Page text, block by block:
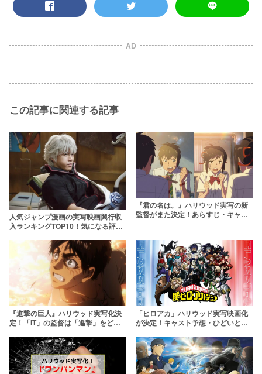
AD
この記事に関連する記事
人気ジャンプ漫画の実写映画興行収
入ランキングTOP10！気になる評価
『君の名は。』ハリウッド実写の新
監督がまた決定！あらすじ・キャス
『進撃の巨人』ハリウッド実写化決
定！「IT」の監督は「進撃」をどう
「ヒロアカ」ハリウッド実写映画化
が決定！キャスト予想・ひどいと言